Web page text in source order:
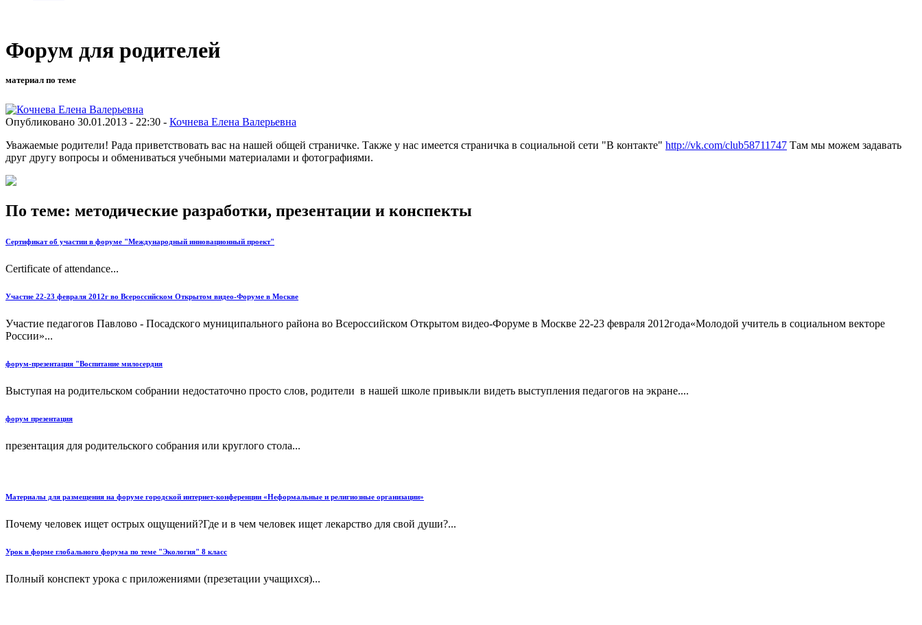
Форум для родителей
материал по теме
Опубликовано 30.01.2013 - 22:30 - Кочнева Елена Валерьевна
Уважаемые родители! Рада приветствовать вас на нашей общей страничке. Также у нас имеется страничка в социальной сети "В контакте" http://vk.com/club58711747 Там мы можем задавать
друг другу вопросы и обмениваться учебными материалами и фотографиями.
По теме: методические разработки, презентации и конспекты
Сертификат об участии в форуме "Международный инновационный проект"
Certificate of attendance...
Участие 22-23 февраля 2012г во Всероссийском Открытом видео-Форуме в Москве
Участие педагогов Павлово - Посадского муниципального района во Всероссийском Открытом видео-Форуме в Москве 22-23 февраля 2012года«Молодой учитель в социальном векторе
России»...
форум-презентация "Воспитание милосердия
Выступая на родительском собрании недостаточно просто слов, родители в нашей школе привыкли видеть выступления педагогов на экране....
форум презентация
презентация для родительского собрания или круглого стола...
Материалы для размещения на форуме городской интернет-конференции «Неформальные и религиозные организации»
Почему человек ищет острых ощущений?Где и в чем человек ищет лекарство для свой души?...
Урок в форме глобального форума по теме "Экология" 8 класс
Полный конспект урока с приложениями (презетации учащихся)...